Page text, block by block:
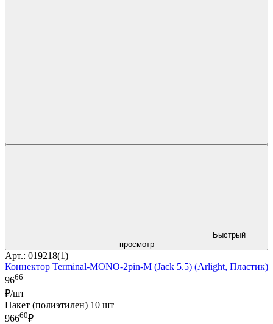
Быстрый
просмотр
Арт.: 019218(1)
Коннектор Terminal-MONO-2pin-M (Jack 5.5) (Arlight, Пластик)
9666
₽/шт
Пакет (полиэтилен) 10 шт
96660₽